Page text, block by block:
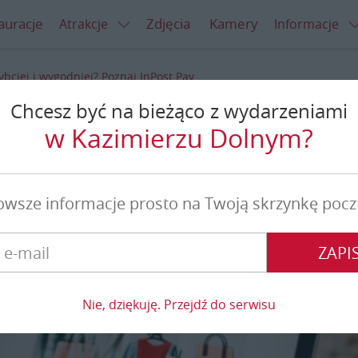
Atrakcje Zdjęcia Kamery Informacje
i wygodniej? Poznaj InPost Pay
i wygodniej? Poznaj
Chcesz być na bieżąco z wydarzeniami
w Kazimierzu Dolnym?
informacje prosto na Twoją skrzynkę
Nie, dziękuję. Przejdź do serwisu